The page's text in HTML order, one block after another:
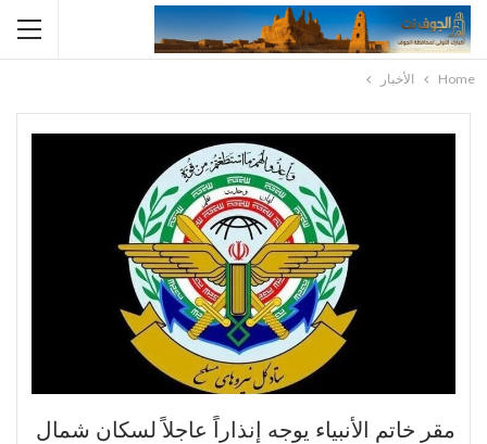
Home الأخبار
مقر خاتم الأنبياء يوجه إنذاراً عاجلاً لسكان شمال